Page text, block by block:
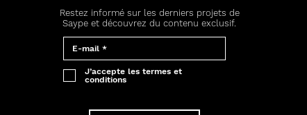
Restez informé sur les derniers projets de
Saype et découvrez du contenu exclusif.
J’accepte les termes et
conditions